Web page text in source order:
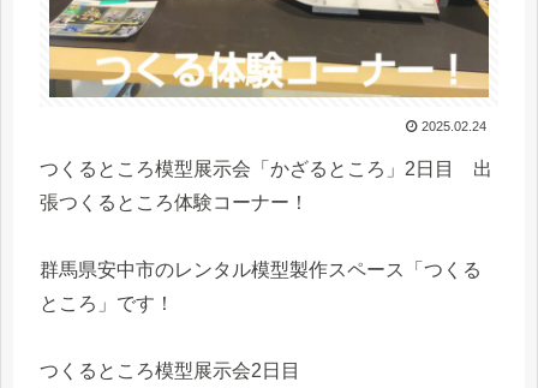
2025.02.24
つくるところ模型展示会「かざるところ」2日目 出
張つくるところ体験コーナー！
群馬県安中市のレンタル模型製作スペース「つくる
ところ」です！
つくるところ模型展示会2日目